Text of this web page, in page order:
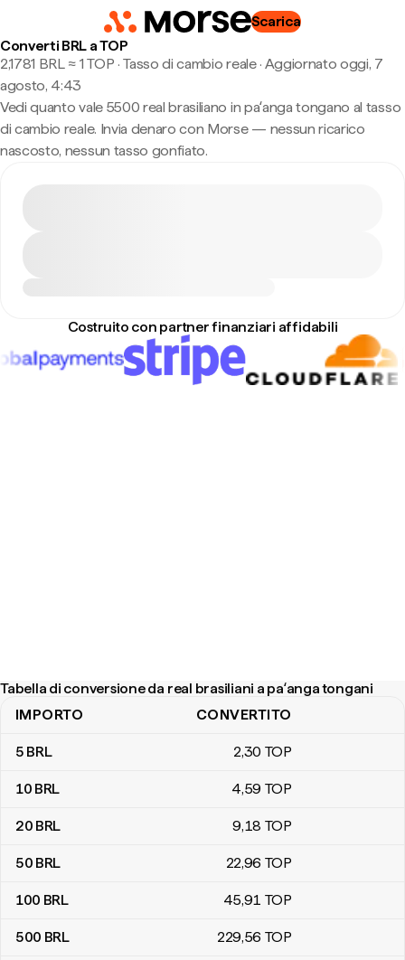
Scarica
Converti BRL a TOP
2,1781 BRL ≈ 1 TOP · Tasso di cambio reale· Aggiornato oggi, 7
agosto, 4:43
Vedi quanto vale 5500 real brasiliano in paʻanga tongano al tasso
di cambio reale. Invia denaro con Morse — nessun ricarico
nascosto, nessun tasso gonfiato.
Costruito con partner finanziari affidabili
Tabella di conversione da real brasiliani a paʻanga tongani
Tabella di conversione da real brasiliani a paʻanga tongani
IMPORTO CONVERTITO
5 BRL 2,30 TOP
10 BRL 4,59 TOP
20 BRL 9,18 TOP
50 BRL 22,96 TOP
100 BRL 45,91 TOP
500 BRL 229,56 TOP